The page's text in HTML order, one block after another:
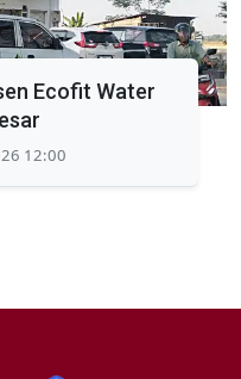
Ecofit Water
12:00